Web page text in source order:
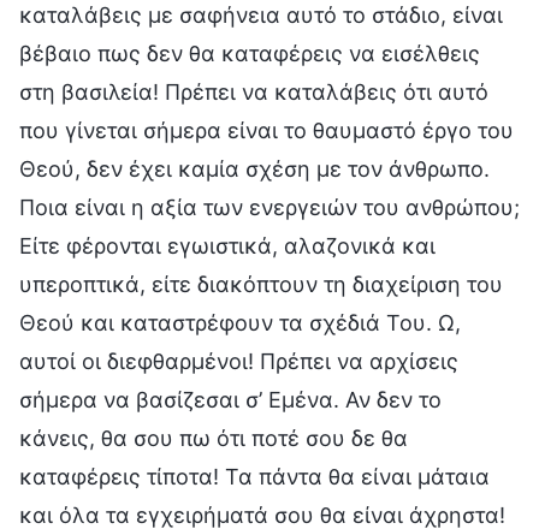
καταλάβεις με σαφήνεια αυτό το στάδιο, είναι
βέβαιο πως δεν θα καταφέρεις να εισέλθεις
στη βασιλεία! Πρέπει να καταλάβεις ότι αυτό
που γίνεται σήμερα είναι το θαυμαστό έργο του
Θεού, δεν έχει καμία σχέση με τον άνθρωπο.
Ποια είναι η αξία των ενεργειών του ανθρώπου;
Είτε φέρονται εγωιστικά, αλαζονικά και
υπεροπτικά, είτε διακόπτουν τη διαχείριση του
Θεού και καταστρέφουν τα σχέδιά Του. Ω,
αυτοί οι διεφθαρμένοι! Πρέπει να αρχίσεις
σήμερα να βασίζεσαι σ’ Εμένα. Αν δεν το
κάνεις, θα σου πω ότι ποτέ σου δε θα
καταφέρεις τίποτα! Τα πάντα θα είναι μάταια
και όλα τα εγχειρήματά σου θα είναι άχρηστα!